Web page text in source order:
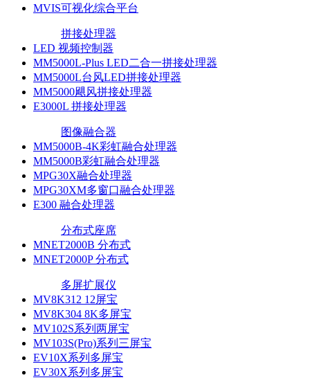
MVIS可视化综合平台
拼接处理器
LED 视频控制器
MM5000L-Plus LED二合一拼接处理器
MM5000L台风LED拼接处理器
MM5000飓风拼接处理器
E3000L 拼接处理器
图像融合器
MM5000B-4K彩虹融合处理器
MM5000B彩虹融合处理器
MPG30X融合处理器
MPG30XM多窗口融合处理器
E300 融合处理器
分布式座席
MNET2000B 分布式
MNET2000P 分布式
多屏扩展仪
MV8K312 12屏宝
MV8K304 8K多屏宝
MV102S系列两屏宝
MV103S(Pro)系列三屏宝
EV10X系列多屏宝
EV30X系列多屏宝